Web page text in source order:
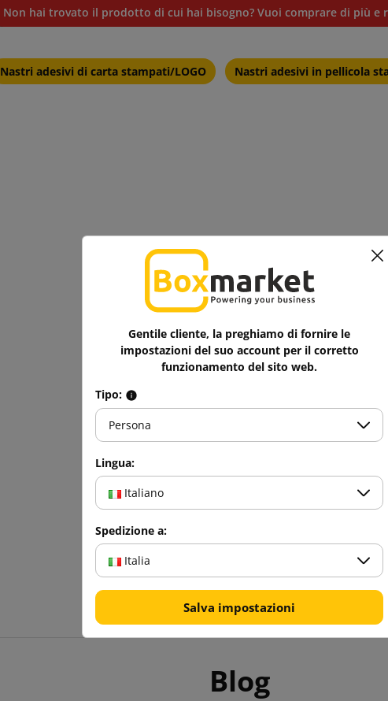
Non hai trovato il prodotto di cui hai bisogno? Vuoi comprare di più e
Nastri adesivi di carta stampati/LOGO Nastri adesivi in pellicola
Blog
Gentile cliente, la preghiamo di fornire le
impostazioni del suo account per il corretto
funzionamento del sito web.
Tipo:
Persona
Lingua:
Italiano
Spedizione a:
Italia
Salva impostazioni